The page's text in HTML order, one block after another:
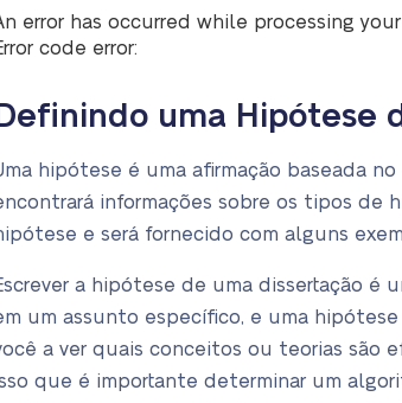
error has occurred while processing
code error:
Definindo uma Hipótese
hipótese é uma afirmação baseada
informações sobre os tipos de
e será fornecido com alguns
a hipótese de uma dissertação é
um assunto específico, e uma
a ver quais conceitos ou teorias são
que é importante determinar um